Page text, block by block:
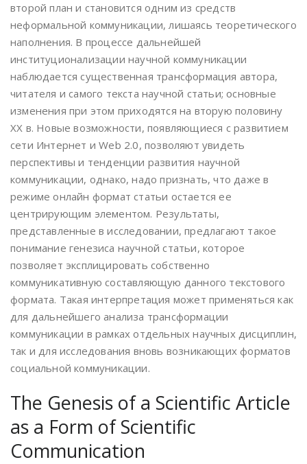
второй план и становится одним из средств
неформальной коммуникации, лишаясь теоретического
наполнения. В процессе дальнейшей
институционализации научной коммуникации
наблюдается существенная трансформация автора,
читателя и самого текста научной статьи; основные
изменения при этом приходятся на вторую половину
XX в. Новые возможности, появляющиеся с развитием
сети Интернет и Web 2.0, позволяют увидеть
перспективы и тенденции развития научной
коммуникации, однако, надо признать, что даже в
режиме онлайн формат статьи остается ее
центрирующим элементом. Результаты,
представленные в исследовании, предлагают такое
понимание генезиса научной статьи, которое
позволяет эксплицировать собственно
коммуникативную составляющую данного текстового
формата. Такая интерпретация может применяться как
для дальнейшего анализа трансформации
коммуникации в рамках отдельных научных дисциплин,
так и для исследования вновь возникающих форматов
социальной коммуникации.
The Genesis of a Scientific Article
as a Form of Scientific
Communication